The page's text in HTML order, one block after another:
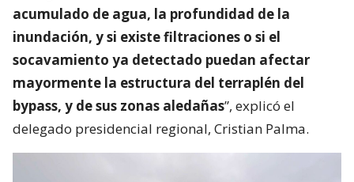
acumulado de agua, la profundidad de la
inundación, y si existe filtraciones o si el
socavamiento ya detectado puedan afectar
mayormente la estructura del terraplén del
bypass, y de sus zonas aledañas”, explicó el
delegado presidencial regional, Cristian Palma.